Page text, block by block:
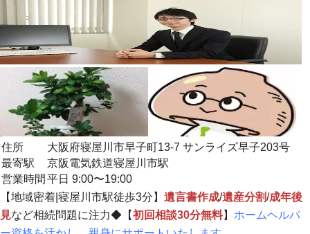
住所
大阪府寝屋川市早子町13-7 サンライズ早子203号
最寄駅
京阪電気鉄道寝屋川市駅
営業時間 平日 9:00〜19:00
【地域密着 |寝屋川市駅徒歩3分】 遺言書作成/遺産分割/成年後
見など相続問題に注力◆【初回相談30分無料】 ホームヘルパ